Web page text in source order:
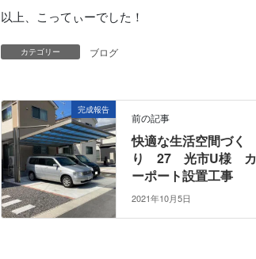
以上、こってぃーでした！
カテゴリー ブログ
完成報告
前の記事
快適な生活空間づく
り 27 光市U様 カ
ーポート設置工事
2021年10月5日